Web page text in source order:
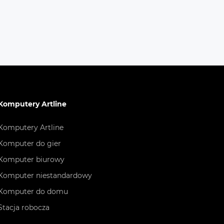
Artline
Artline
do gier
biurowy
niestandardowy
do domu
robocza